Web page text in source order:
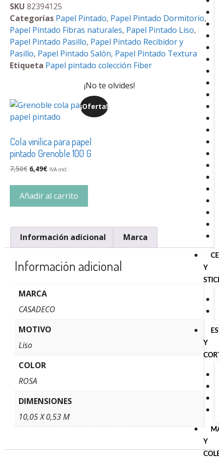
Y
Y
Y
SKU 82394125
Categorías Papel Pintado, Papel Pintado Dormitorio,
Papel Pintado Fibras naturales, Papel Pintado Liso,
Papel Pintado Pasillo, Papel Pintado Recibidor y
Pasillo, Papel Pintado Salón, Papel Pintado Textura
Etiqueta Papel pintado colección Fiber
¡No te olvides!
¡Oferta!
Cola vinílica para papel
pintado Grenoble 100 G
7,50€ 6,49€ IVA incl.
Añadir al carrito
Información adicional Marca
Información adicional
MARCA
CASADECO
MOTIVO
Liso
COLOR
ROSA
DIMENSIONES
10,05 X 0,53 M